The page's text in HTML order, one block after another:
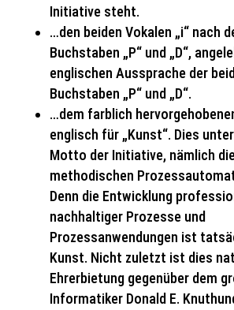
Initiative steht.
…den beiden Vokalen „i“ nach
Buchstaben „P“ und „D“,
englischen Aussprache der
Buchstaben „P“ und „D“.
…dem farblich
englisch für „Kunst“. Dies
Motto der Initiative, nämlich
methodischen
Denn die Entwicklung
nachhaltiger Prozesse und
Prozessanwendungen ist
Kunst. Nicht zuletzt ist dies
Ehrerbietung gegenüber dem
Informatiker Donald E.